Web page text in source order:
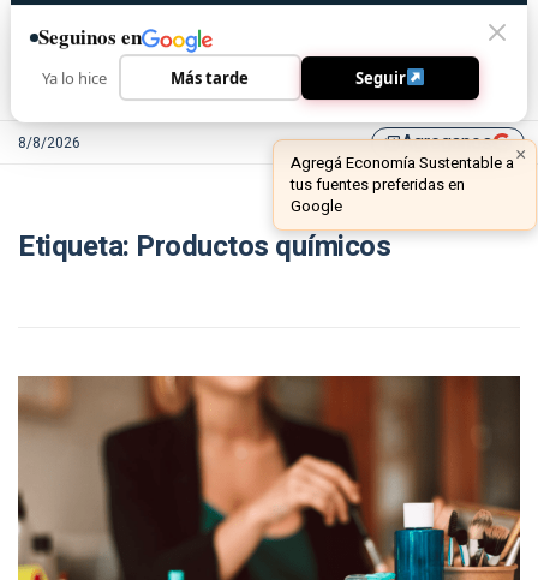
8/8/2026 library_addAgreganos ×
Agregá Economía Sustentable a
tus fuentes preferidas en
Google
Etiqueta: Productos químicos
Seguinos en
Ya lo hice Más tarde Seguir